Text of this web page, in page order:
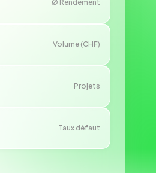
Ø Rendement
Volume (CHF)
Projets
Taux défaut